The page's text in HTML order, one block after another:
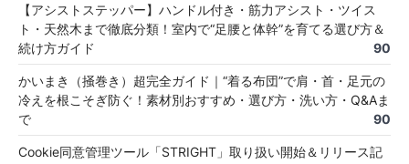
【アシストステッパー】ハンドル付き・筋力アシスト・ツイス
ト・天然木まで徹底分類！室内で“足腰と体幹”を育てる選び方＆
続け方ガイド
90
かいまき（掻巻き）超完全ガイド｜“着る布団”で肩・首・足元の
冷えを根こそぎ防ぐ！素材別おすすめ・選び方・洗い方・Q&Aま
で
90
Cookie同意管理ツール「STRIGHT」取り扱い開始＆リリース記